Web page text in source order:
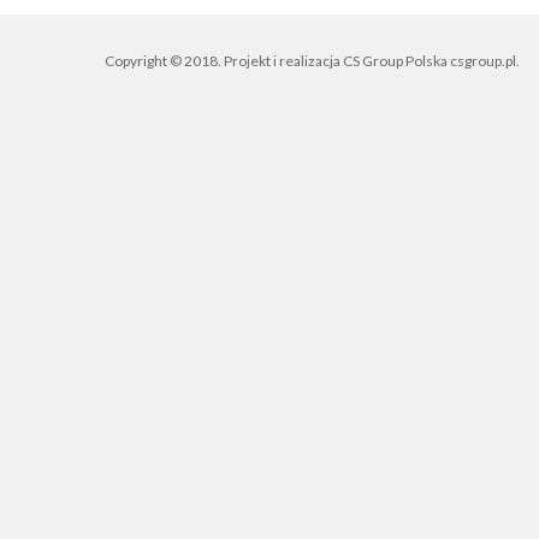
Copyright © 2018. Projekt i realizacja CS Group Polska csgroup.pl.